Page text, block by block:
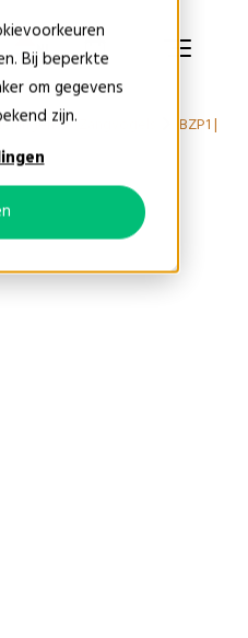
Bij beperkte
om gegevens
zijn.
NL
BZP1 |